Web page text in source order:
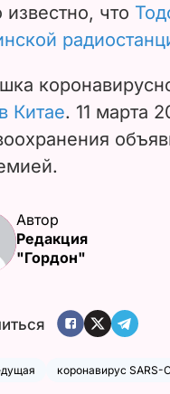
известно, что
Китае. 11 марта
Автор
Редакция
"Гордон"
коронавирус SARS-